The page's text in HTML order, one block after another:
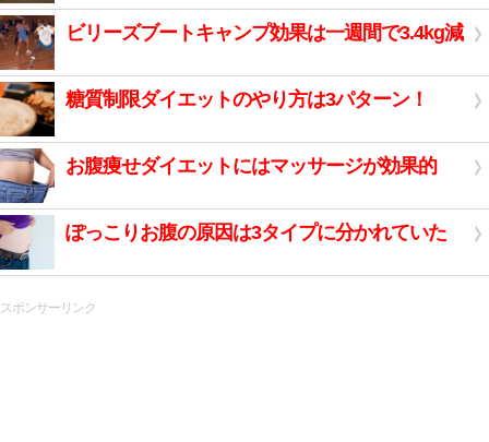
ビリーズブートキャンプ効果は一週間で3.4kg減
糖質制限ダイエットのやり方は3パターン！
お腹痩せダイエットにはマッサージが効果的
ぽっこりお腹の原因は3タイプに分かれていた
スポンサーリンク